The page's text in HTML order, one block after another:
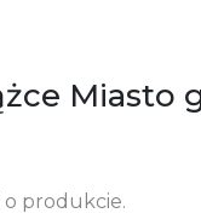
Miasto
o produkcie.